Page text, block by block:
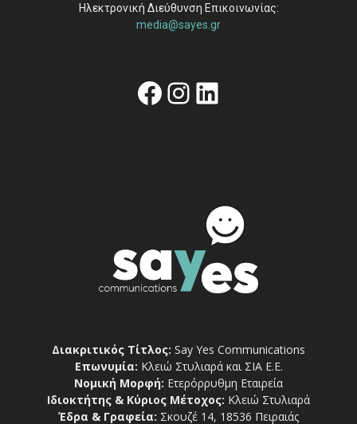
Ηλεκτρονική Διεύθυνση Επικοινωνίας:
media@sayes.gr
Facebook
Instagram
Linkedin
Διακριτικός Τίτλος: Say Yes Communications
Επωνυμία: Κλειώ Στυλιαρά και ΣΙΑ Ε.Ε.
Νομική Μορφή: Ετερόρρυθμη Εταιρεία
Ιδιοκτήτης & Κύριος Μέτοχος: Κλειώ Στυλιαρά
Έδρα & Γραφεία: Σκουζέ 14, 18536 Πειραιάς